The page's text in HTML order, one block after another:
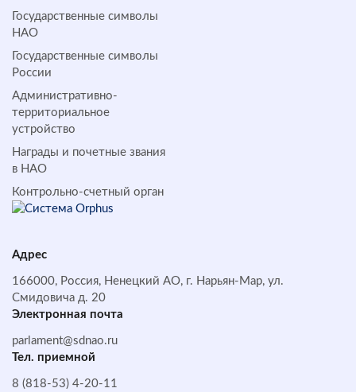
Государственные символы
НАО
Государственные символы
России
Административно-
территориальное
устройство
Награды и почетные звания
в НАО
Контрольно-счетный орган
Адрес
166000, Россия, Ненецкий АО, г. Нарьян-Мар, ул.
Смидовича д. 20
Электронная почта
parlament@sdnao.ru
Тел. приемной
8 (818-53) 4-20-11